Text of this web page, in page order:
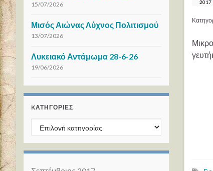
2017
15/07/2026
Μισός Αιώνας Λύχνος Πολιτισμού
13/07/2026
Λυκειακό Αντάμωμα 28-6-26
19/06/2026
KΑΤΗΓΟΡΊΕΣ
Kατηγορίες